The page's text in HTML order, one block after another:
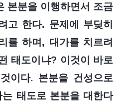
본분을 이행하면서 조금
고 한다. 문제에 부딪히
를 하며, 대가를 치르려
태도이냐? 이것이 바로
이다. 본분을 건성으로
태도로 본분을 대한다